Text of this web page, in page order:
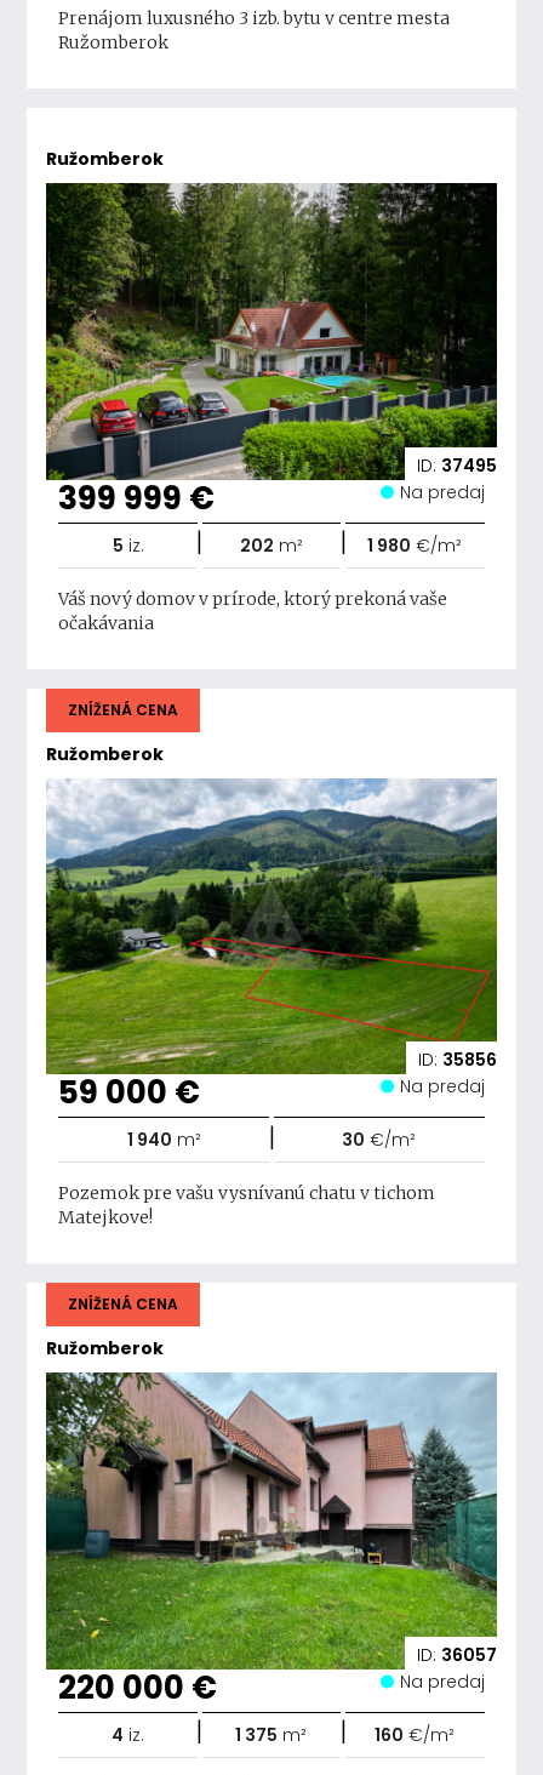
Prenájom luxusného 3 izb. bytu v centre mesta
Ružomberok
Ružomberok
ID: 37495
399 999 € Na predaj
5 iz. | 202 m² | 1 980 €/m²
Váš nový domov v prírode, ktorý prekoná vaše
očakávania
Ružomberok
ZNÍŽENÁ CENA
ID: 35856
59 000 € Na predaj
1 940 m² | 30 €/m²
Pozemok pre vašu vysnívanú chatu v tichom
Matejkove!
Ružomberok
ZNÍŽENÁ CENA
ID: 36057
220 000 € Na predaj
4 iz. | 1 375 m² | 160 €/m²